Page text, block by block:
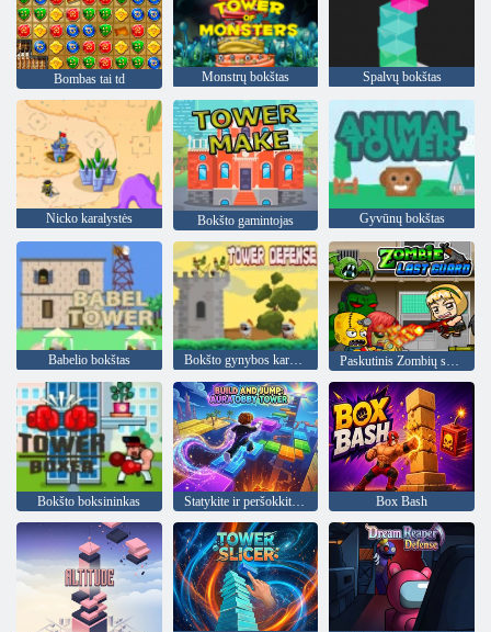
Bombas tai td Monstrų bokštas Spalvų bokštas
Nicko karalystės Bokšto gamintojas Gyvūnų bokštas
Babelio bokštas Bokšto gynybos karalius Paskutinis Zombių sargybinis
Bokšto boksininkas Statykite ir peršokkite: Aura Obby bokštas Box Bash